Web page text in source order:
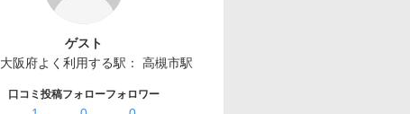
ゲスト
大阪府よく利用する駅： 高槻市駅
口コミ投稿フォローフォロワー